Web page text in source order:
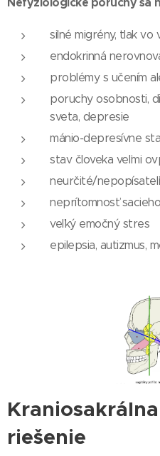
silné migrény, tlak vo
endokrinná
problémy s učením
poruchy osobnosti,
sveta, depresie
mánio-depresívne
stav človeka veľmi
neurčité/
neprítomnosť
veľký emočný stres
epilepsia, autizmus,
riešenie